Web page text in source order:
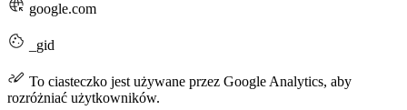
google.com
_gid
To ciasteczko jest używane przez Google Analytics, aby
rozróżniać użytkowników.